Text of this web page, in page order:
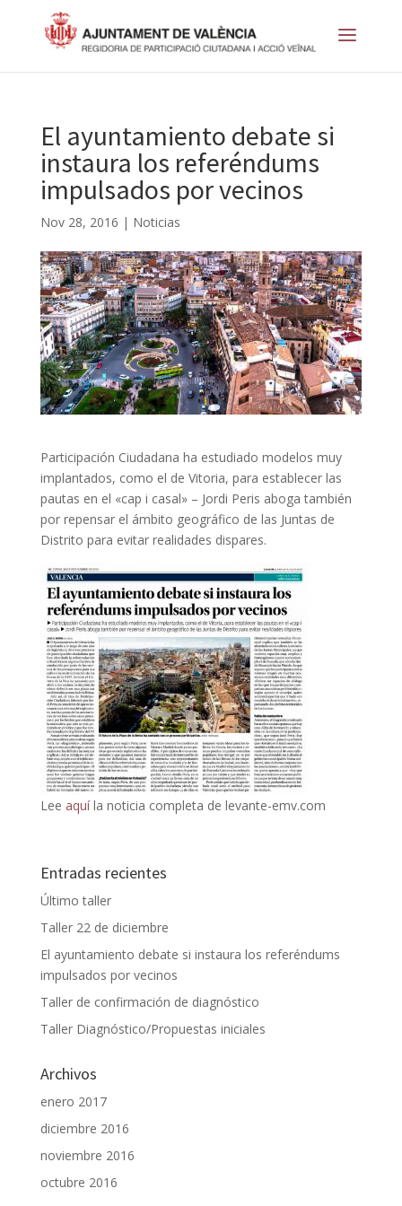
El ayuntamiento debate si
instaura los referéndums
impulsados por vecinos
Nov 28, 2016 | Noticias
Participación Ciudadana ha estudiado modelos muy
implantados, como el de Vitoria, para establecer las
pautas en el «cap i casal» – Jordi Peris aboga también
por repensar el ámbito geográfico de las Juntas de
Distrito para evitar realidades dispares.
Lee aquíla noticia completa de levante-emv.com
Entradas recientes
Último taller
Taller 22 de diciembre
El ayuntamiento debate si instaura los referéndums
impulsados por vecinos
Taller de confirmación de diagnóstico
Taller Diagnóstico/Propuestas iniciales
Archivos
enero 2017
diciembre 2016
noviembre 2016
octubre 2016